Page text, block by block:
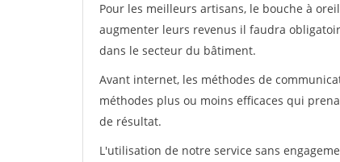
Pour les meilleurs artisans, le bouche à
augmenter leurs revenus il faudra
dans le secteur du bâtiment.
Avant internet, les méthodes de
méthodes plus ou moins efficaces qui
de résultat.
L'utilisation de notre service sans